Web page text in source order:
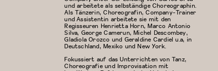
und arbeitete als selbständige Choreographin.
Als Tänzerin, Choreografin, Company-Trainer
und Assistentin arbeitete sie mit den
Regisseuren Henrietta Horn, Marco Antonio
Silva, George Camerun, Michel Descombey,
Gladiola Orozco und Geraldine Cardiel u.a, in
Deutschland, Mexiko und New York.
Fokussiert auf das Unterrichten von Tanz,
Choreografie und Improvisation mit